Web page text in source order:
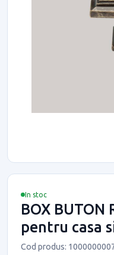
In stoc
BOX BUTON
pentru casa
Cod produs: